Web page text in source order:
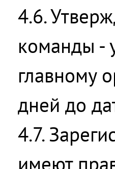
4.6.
команды -
главному
дней до
4.7.
имеют